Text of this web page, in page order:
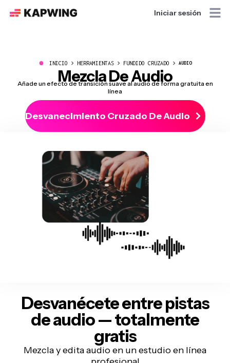
Iniciar sesión
● INICIO HERRAMIENTAS FUNDIDO CRUZADO AUDIO
Mezcla De Audio
Añade un efecto de transición suave al audio de forma gratuita en
línea
Desvanecimiento Cruzado De Audio
Desvanécete entre pistas
de audio — totalmente
gratis
Mezcla y edita audio en un estudio en línea